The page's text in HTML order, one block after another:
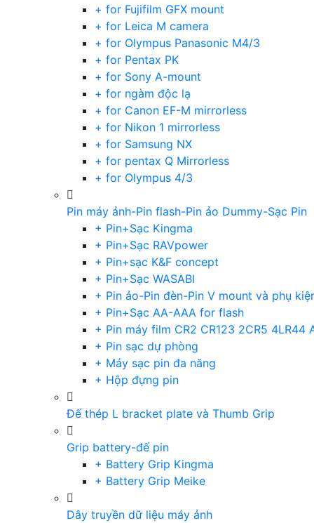
+ for Fujifilm GFX mount
+ for Leica M camera
+ for Olympus Panasonic M4/3
+ for Pentax PK
+ for Sony A-mount
+ for ngàm độc lạ
+ for Canon EF-M mirrorless
+ for Nikon 1 mirrorless
+ for Samsung NX
+ for pentax Q Mirrorless
+ for Olympus 4/3
Pin máy ảnh-Pin flash-Pin ảo Dummy-Sạc Pin
+ Pin+Sạc Kingma
+ Pin+Sạc RAVpower
+ Pin+sạc K&F concept
+ Pin+Sạc WASABI
+ Pin ảo-Pin đèn-Pin V mount và phụ
+ Pin+Sạc AA-AAA for flash
+ Pin máy film CR2 CR123 2CR5 4LR44
+ Pin sạc dự phòng
+ Máy sạc pin đa năng
+ Hộp đựng pin
Đế thép L bracket plate và Thumb Grip
Grip battery-đế pin
+ Battery Grip Kingma
+ Battery Grip Meike
Dây truyền dữ liệu máy ảnh